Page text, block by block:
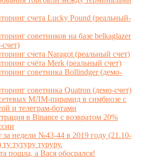
счета Lucky Pound (реальный-
советников на базе belkaglazer
счета Naragot (реальный счет)
счёта Merk (реальный счет)
советника Bollindger (демо-
советника Quatron (демо-счет)
МЛМ-пирамид в симбиозе с
и телеграм-ботами
в Binance с возвратом 20%
за недели №43-44 в 2019 году (21.10-
ту тутуру туруру.
пошла, а Вася обосрался!